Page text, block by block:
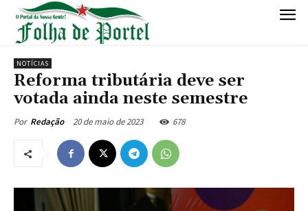
NOTÍCIAS
Reforma tributária deve ser
votada ainda neste semestre
Por Redação 20 de maio de 2023 678